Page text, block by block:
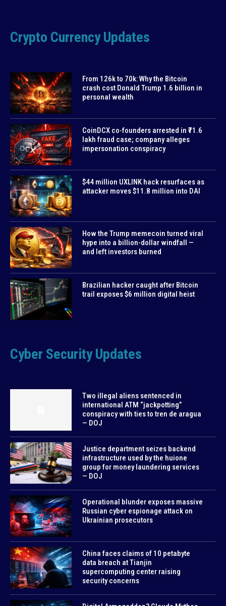
Crypto Currency Updates
From 126k to 70k: Why the Bitcoin
crash cost Donald Trump 1.6 billion in
personal wealth
CoinDCX co-founders arrested in ₹71.6
lakh fraud case; company alleges
impersonation conspiracy
$44 million UXLINK hack resurfaces as
attacker moves $11.8 million into DAI
How the Trump memecoin turned viral
hype into a billion-dollar windfall —
and left investors burned
Brazilian hacker caught after Bitcoin
trail exposes $6 million digital heist
Cyber Security Updates
Two illegal aliens sentenced in
international ATM “jackpotting”
conspiracy with ties to tren de aragua
— DOJ
Justice department seizes backend
infrastructure used by the huione
group for money laundering services
— DOJ
Operational blunder exposes massive
Russian cyber espionage attack on
Ukrainian prosecutors
China faces claims of 10 petabyte
data breach at Tianjin
supercomputing center raising
security concerns